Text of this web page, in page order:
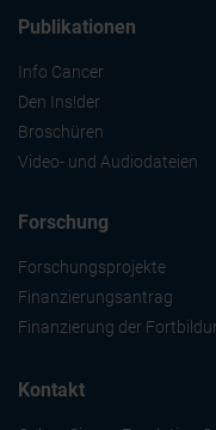
Publikationen
Info Cancer
Den Ins!der
Broschüren
Video- und Audiodateien
Forschung
Forschungsprojekte
Finanzierungsantrag
Finanzierung der
Kontakt